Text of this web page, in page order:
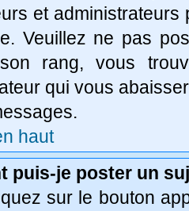
et
Veuillez ne pas
rang, vous
qui vous
haut
puis-je poster un
sur le bouton